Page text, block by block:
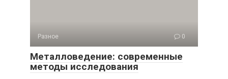
Разное 0
Металловедение: современные
методы исследования